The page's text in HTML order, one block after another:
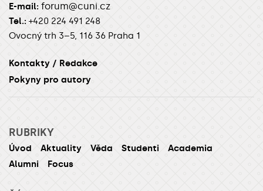
E-mail: forum@cuni.cz
Tel.: +420 224 491 248
Ovocný trh 3–5, 116 36 Praha 1
Kontakty / Redakce
Pokyny pro autory
RUBRIKY
Úvod Aktuality Věda Studenti
Academia
Alumni
Focus